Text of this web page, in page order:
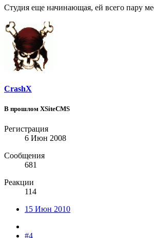
Студия еще начинающая, ей всего пару
CrashX
В прошлом XSiteCMS
Регистрация
6 Июн 2008
Сообщения
681
Реакции
114
15 Июн 2010
#4